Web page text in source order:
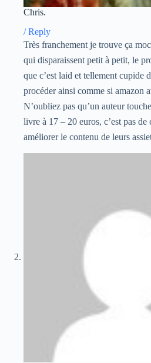
Chris.
/Reply
Très franchement je trouve ça
qui disparaissent petit à petit, le
que c’est laid et tellement cupide
procéder ainsi comme si amazon
N’oubliez pas qu’un auteur
livre à 17 – 20 euros, c’est pas
améliorer le contenu de leurs